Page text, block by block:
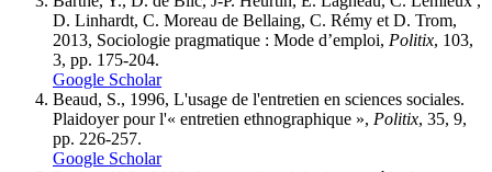
D. Linhardt, C. Moreau de Bellaing, C. Rémy et D. Trom,
2013, Sociologie pragmatique : Mode d’emploi, Politix, 103,
3, pp. 175-204.
Google Scholar
Beaud, S., 1996, L'usage de l'entretien en sciences sociales.
Plaidoyer pour l'« entretien ethnographique », Politix, 35, 9,
pp. 226-257.
Google Scholar